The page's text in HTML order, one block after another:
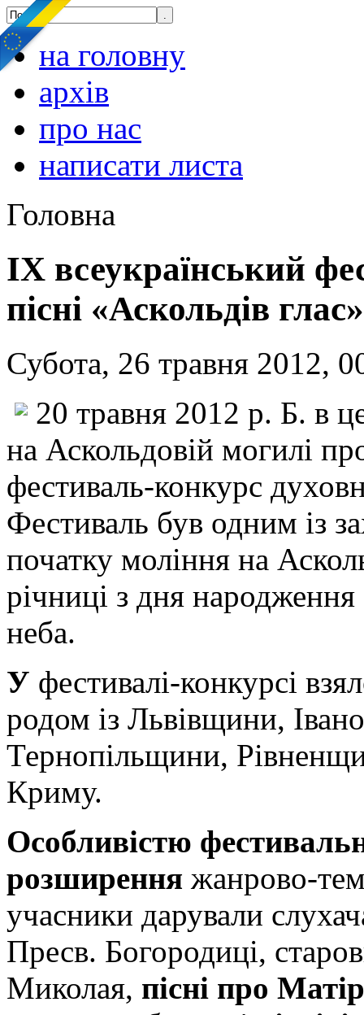
на головну
архів
про нас
написати листа
Головна
ІХ всеукраїнський
пісні «Аскольдів глас»
Субота, 26 травня 2012,
20 травня 2012 р. Б. в
на Аскольдовій могилі
фестиваль-конкурс
Фестиваль був одним із
початку моління на
річниці з дня
неба.
У фестивалі-конкурсі
родом із Львівщини,
Тернопільщини,
Криму.
Особливістю
розширення жанрово-
учасники дарували
Пресв. Богородиці,
Миколая, пісні про